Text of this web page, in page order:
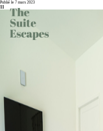
Publié le 7 mars 2023
11